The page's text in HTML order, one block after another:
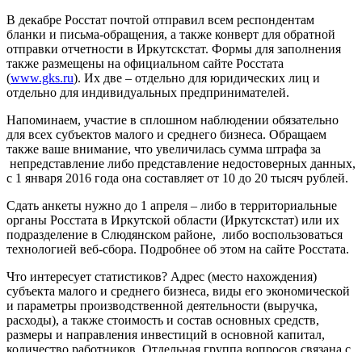
В декабре Росстат почтой отправил всем респондентам
бланки и письма-обращения, а также конверт для обратной
отправки отчетности в Иркутскстат. Формы для заполнения
также размещены на официальном сайте Росстата
(www.gks.ru). Их две – отдельно для юридических лиц и
отдельно для индивидуальных предпринимателей.
Напоминаем, участие в сплошном наблюдении обязательно
для всех субъектов малого и среднего бизнеса. Обращаем
также ваше внимание, что увеличилась сумма штрафа за
непредставление либо представление недостоверных данных,
с 1 января 2016 года она составляет от 10 до 20 тысяч рублей.
Сдать анкеты нужно до 1 апреля – либо в территориальные
органы Росстата в Иркутской области (Иркутскстат) или их
подразделение в Слюдянском районе, либо воспользоваться
технологией веб-сбора. Подробнее об этом на сайте Росстата.
Что интересует статистиков? Адрес (место нахождения)
субъекта малого и среднего бизнеса, виды его экономической
и параметры производственной деятельности (выручка,
расходы), а также стоимость и состав основных средств,
размеры и направления инвестиций в основной капитал,
количество работников. Отдельная группа вопросов связана с